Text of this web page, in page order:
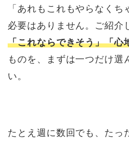
「あれもこれもやらなく
必要はありません。ご紹介
「これならできそう」「心
ものを、まずは一つだけ選
い。
たとえ週に数回でも、たっ